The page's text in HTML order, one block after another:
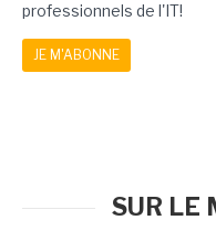
professionnels de l'IT!
JE M'ABONNE
SUR LE